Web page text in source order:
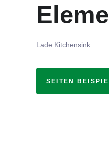
Lade Kitchensink
SEITEN